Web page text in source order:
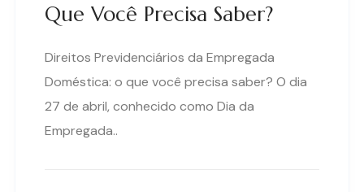
Que Você Precisa Saber?
Direitos Previdenciários da Empregada
Doméstica: o que você precisa saber? O dia
27 de abril, conhecido como Dia da
Empregada..